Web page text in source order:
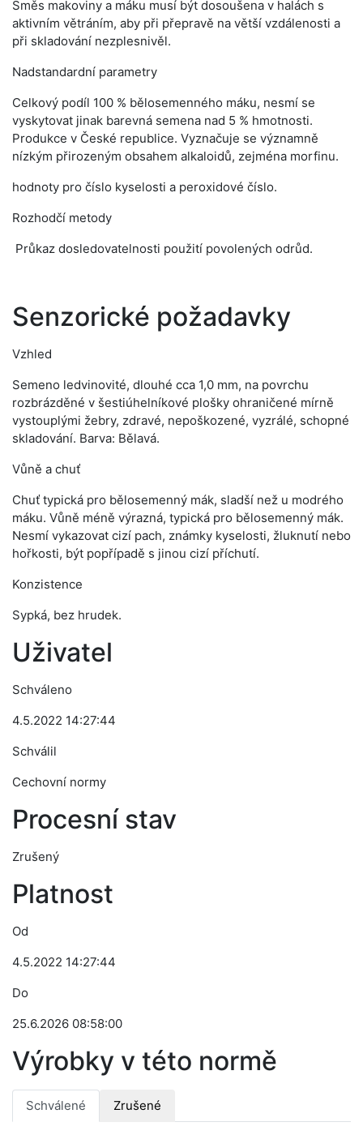
Směs makoviny a máku musí být dosoušena v halách s
aktivním větráním, aby při přepravě na větší vzdálenosti a
při skladování nezplesnivěl.
Nadstandardní parametry
Celkový podíl 100 % bělosemenného máku, nesmí se
vyskytovat jinak barevná semena nad 5 % hmotnosti.
Produkce v České republice. Vyznačuje se významně
nízkým přirozeným obsahem alkaloidů, zejména morfinu.
hodnoty pro číslo kyselosti a peroxidové číslo.
Rozhodčí metody
Průkaz dosledovatelnosti použití povolených odrůd.
Senzorické požadavky
Vzhled
Semeno ledvinovité, dlouhé cca 1,0 mm, na povrchu
rozbrázděné v šestiúhelníkové plošky ohraničené mírně
vystouplými žebry, zdravé, nepoškozené, vyzrálé, schopné
skladování. Barva: Bělavá.
Vůně a chuť
Chuť typická pro bělosemenný mák, sladší než u modrého
máku. Vůně méně výrazná, typická pro bělosemenný mák.
Nesmí vykazovat cizí pach, známky kyselosti, žluknutí nebo
hořkosti, být popřípadě s jinou cizí příchutí.
Konzistence
Sypká, bez hrudek.
Uživatel
Schváleno
4.5.2022 14:27:44
Schválil
Cechovní normy
Procesní stav
Zrušený
Platnost
Od
4.5.2022 14:27:44
Do
25.6.2026 08:58:00
Výrobky v této normě
Schválené Zrušené